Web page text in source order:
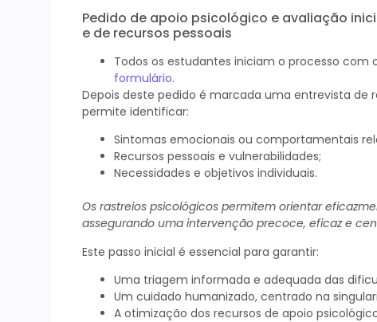
Pedido de apoio psicológico e avaliação
e de recursos pessoais
Todos os estudantes iniciam o processo
formulário.
Depois deste pedido é marcada uma entrevista de
permite identificar:
Sintomas emocionais ou comportamentais
Recursos pessoais e vulnerabilidades;
Necessidades e objetivos individuais.
Os rastreios psicológicos permitem orientar
assegurando uma intervenção precoce, eficaz e
Este passo inicial é essencial para garantir:
Uma triagem informada e adequada das
Um cuidado humanizado, centrado na
A otimização dos recursos de apoio